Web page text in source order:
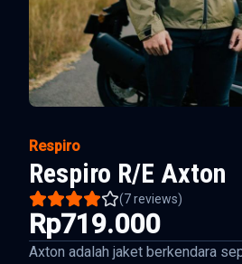
Respiro
Respiro R/E Axton
(7reviews)
Rp719.000
Axton adalah jaket berkendara